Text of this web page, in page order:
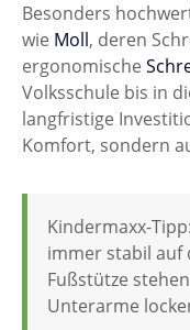
Besonders
wie Moll, deren
ergonomische
Volksschule bis in
langfristige
Komfort, sondern
Kindermaxx-
immer stabil auf
Fußstütze
Unterarme